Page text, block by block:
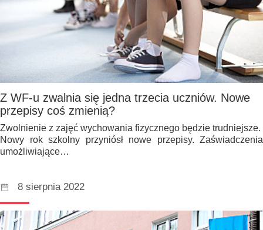
Z WF-u zwalnia się jedna trzecia uczniów. Nowe
przepisy coś zmienią?
Zwolnienie z zajęć wychowania fizycznego będzie trudniejsze.
Nowy rok szkolny przyniósł nowe przepisy. Zaświadczenia
umożliwiające…
8 sierpnia 2022